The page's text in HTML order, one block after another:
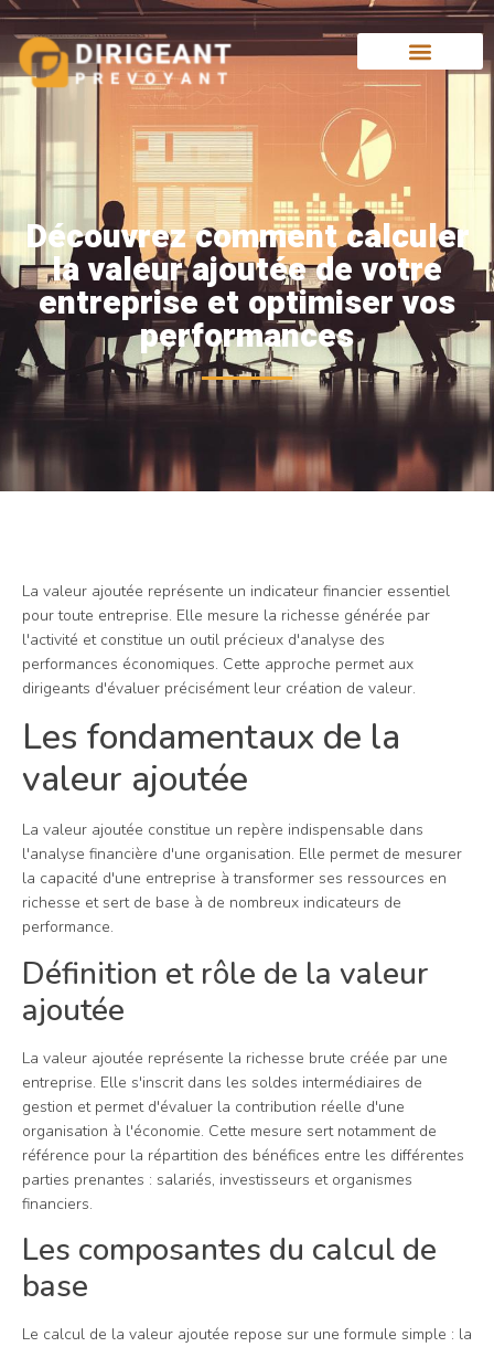
Découvrez comment calculer
la valeur ajoutée de votre
entreprise et optimiser vos
performances
La valeur ajoutée représente un indicateur financier essentiel
pour toute entreprise. Elle mesure la richesse générée par
l'activité et constitue un outil précieux d'analyse des
performances économiques. Cette approche permet aux
dirigeants d'évaluer précisément leur création de valeur.
Les fondamentaux de la
valeur ajoutée
La valeur ajoutée constitue un repère indispensable dans
l'analyse financière d'une organisation. Elle permet de mesurer
la capacité d'une entreprise à transformer ses ressources en
richesse et sert de base à de nombreux indicateurs de
performance.
Définition et rôle de la valeur
ajoutée
La valeur ajoutée représente la richesse brute créée par une
entreprise. Elle s'inscrit dans les soldes intermédiaires de
gestion et permet d'évaluer la contribution réelle d'une
organisation à l'économie. Cette mesure sert notamment de
référence pour la répartition des bénéfices entre les différentes
parties prenantes : salariés, investisseurs et organismes
financiers.
Les composantes du calcul de
base
Le calcul de la valeur ajoutée repose sur une formule simple : la